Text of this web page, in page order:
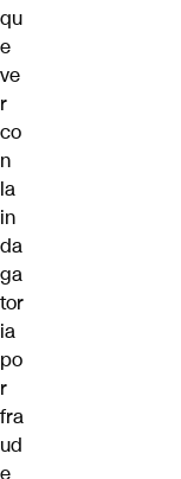
qu
e
ve
r
co
n
la
in
da
ga
tor
ia
po
r
fra
ud
e